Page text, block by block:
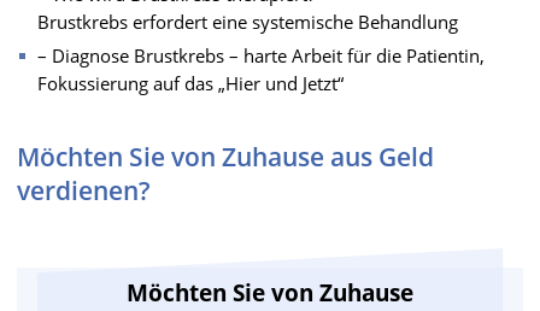
Brustkrebs erfordert eine systemische Behandlung
– Diagnose Brustkrebs – harte Arbeit für die Patientin,
Fokussierung auf das „Hier und Jetzt“
Möchten Sie von Zuhause aus Geld
verdienen?
Möchten Sie von Zuhause